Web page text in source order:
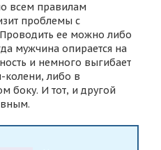
всем правилам
проблемы с
ее можно либо
мужчина опирается на
и немного выгибает
колени, либо в
боку. И тот, и другой